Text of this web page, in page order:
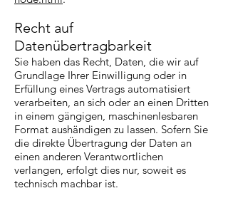
Recht auf
Datenübertragbarkeit
Sie haben das Recht, Daten, die wir auf
Grundlage Ihrer Einwilligung oder in
Erfüllung eines Vertrags automatisiert
verarbeiten, an sich oder an einen Dritten
in einem gängigen, maschinenlesbaren
Format aushändigen zu lassen. Sofern Sie
die direkte Übertragung der Daten an
einen anderen Verantwortlichen
verlangen, erfolgt dies nur, soweit es
technisch machbar ist.